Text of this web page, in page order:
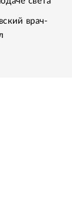
врач-